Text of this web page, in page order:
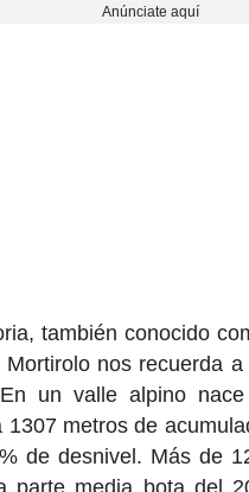
Anúnciate aquí
también conocido
Mortirolo nos recuerda a
un valle alpino
1307 metros de
de desnivel. Más de